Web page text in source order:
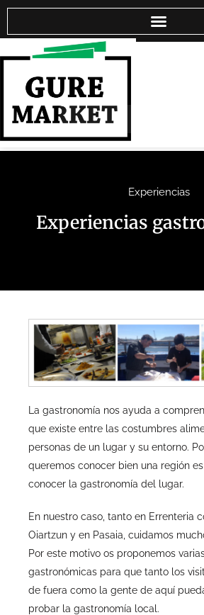
Experiencias
Experiencias
La gastronomía nos ayuda a
que existe entre las costumbres
personas de un lugar y su entorno.
queremos conocer bien una región
conocer la gastronomía del lugar.
En nuestro caso, tanto en Errenteria
Oiartzun y en Pasaia, cuidamos
Por este motivo os proponemos
gastronómicas para que tanto los
de fuera como la gente de aquí
probar la gastronomía local.